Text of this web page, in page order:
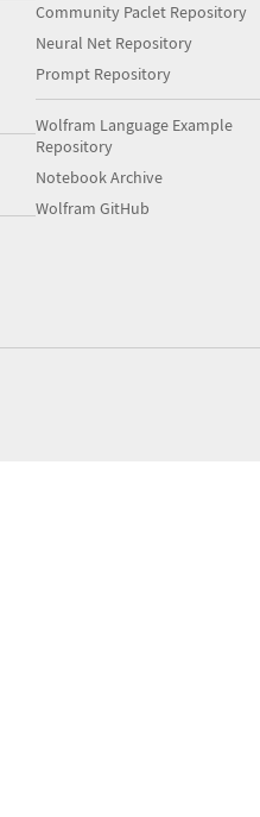
Community Paclet Repository
Neural Net Repository
Prompt Repository
Wolfram Language Example
Repository
Notebook Archive
Wolfram GitHub